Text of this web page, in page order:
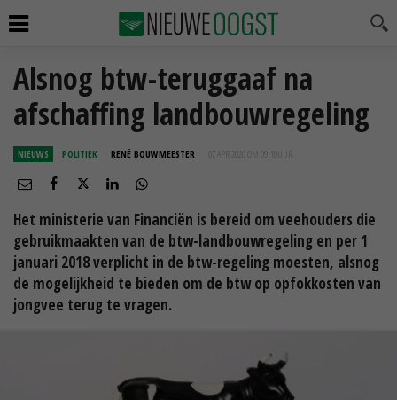
Alsnog btw-teruggaaf na
afschaffing landbouwregeling
NIEUWS POLITIEK RENÉ BOUWMEESTER 07 APR 2020 OM 09:10
Het ministerie van Financiën is bereid om veehouders die
gebruikmaakten van de btw-landbouwregeling en per 1
januari 2018 verplicht in de btw-regeling moesten, alsnog
de mogelijkheid te bieden om de btw op opfokkosten van
jongvee terug te vragen.